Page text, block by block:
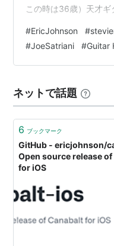
この時は36歳）天才ギ
Guitar Magazineの記
ックスと、ストラトキ
なトーン、そして流れ
#EricJohnson #
#JoeSatriani #Guitar
ネットで話題
6 ブックマーク
GitHub - ericjohnson/
Open source release
for iOS